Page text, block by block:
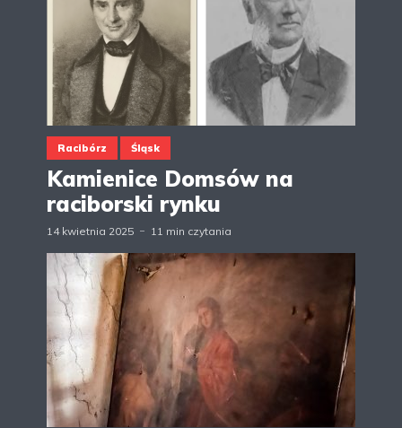
Racibórz Śląsk
Kamienice Domsów na
raciborski rynku
14 kwietnia 2025 11 min czytania